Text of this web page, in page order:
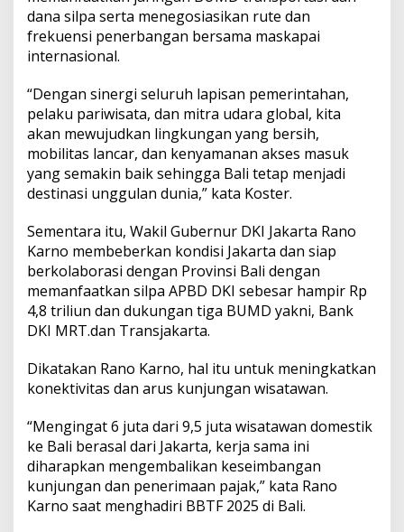
dana silpa serta menegosiasikan rute dan
frekuensi penerbangan bersama maskapai
internasional.
“Dengan sinergi seluruh lapisan pemerintahan,
pelaku pariwisata, dan mitra udara global, kita
akan mewujudkan lingkungan yang bersih,
mobilitas lancar, dan kenyamanan akses masuk
yang semakin baik sehingga Bali tetap menjadi
destinasi unggulan dunia,” kata Koster.
Sementara itu, Wakil Gubernur DKI Jakarta Rano
Karno membeberkan kondisi Jakarta dan siap
berkolaborasi dengan Provinsi Bali dengan
memanfaatkan silpa APBD DKI sebesar hampir Rp
4,8 triliun dan dukungan tiga BUMD yakni, Bank
DKI MRT.dan Transjakarta.
Dikatakan Rano Karno, hal itu untuk meningkatkan
konektivitas dan arus kunjungan wisatawan.
“Mengingat 6 juta dari 9,5 juta wisatawan domestik
ke Bali berasal dari Jakarta, kerja sama ini
diharapkan mengembalikan keseimbangan
kunjungan dan penerimaan pajak,” kata Rano
Karno saat menghadiri BBTF 2025 di Bali.